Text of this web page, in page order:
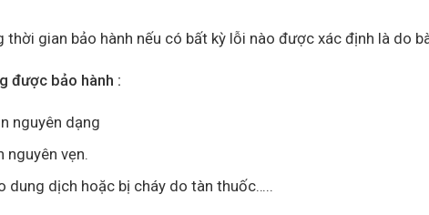
gian bảo hành nếu có bất kỳ lỗi nào được xác định là do
được bảo hành :
nguyên dạng
nguyên vẹn.
dung dịch hoặc bị cháy do tàn thuốc…..